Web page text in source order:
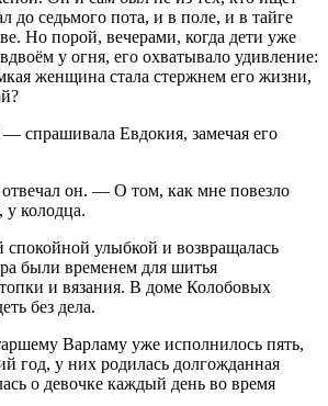
до седьмого пота, и в поле, и в тайге
Но порой, вечерами, когда дети уже
у огня, его охватывало удивление:
женщина стала стержнем его жизни,
спрашивала Евдокия, замечая его
он. — О том, как мне повезло
у колодца.
спокойной улыбкой и возвращалась
были временем для шитья
и вязания. В доме Колобовых
без дела.
Варламу уже исполнилось пять,
год, у них родилась долгожданная
о девочке каждый день во время